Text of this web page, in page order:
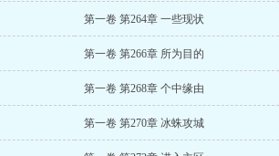
第一卷 第264章 一些现状
第一卷 第266章 所为目的
第一卷 第268章 个中缘由
第一卷 第270章 冰蛛攻城